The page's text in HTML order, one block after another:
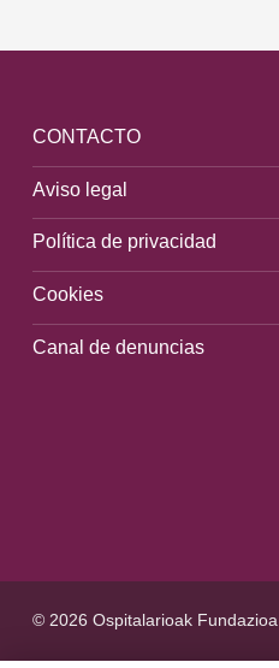
Volver a la navegación principal
CONTACTO
Aviso legal
Política de privacidad
Cookies
Canal de denuncias
© 2026 Ospitalarioak Fundazioa